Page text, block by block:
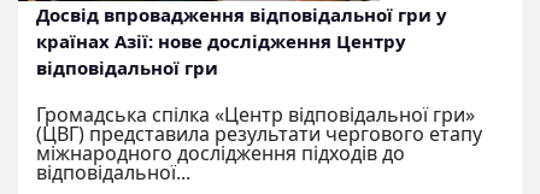
Досвід впровадження відповідальної гри у
країнах Азії: нове дослідження Центру
відповідальної гри
Громадська спілка «Центр відповідальної гри»
(ЦВГ) представила результати чергового етапу
міжнародного дослідження підходів до
відповідальної...